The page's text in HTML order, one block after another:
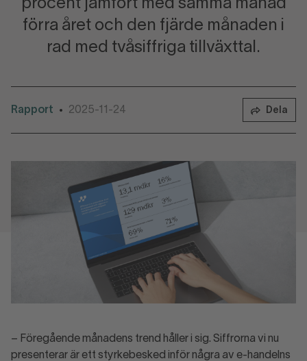
procent jämfört med samma månad
förra året och den fjärde månaden i
rad med tvåsiffriga tillväxttal.
Rapport • 2025-11-24 Dela
– Föregående månadens trend håller i sig. Siffrorna vi nu
presenterar är ett styrkebesked inför några av e-handelns